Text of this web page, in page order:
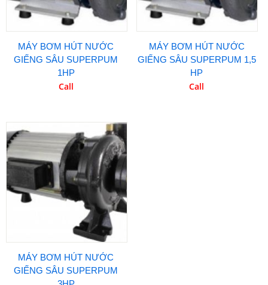
MÁY BƠM HÚT NƯỚC
GIẾNG SÂU SUPERPUM
1HP
Call
MÁY BƠM HÚT NƯỚC
GIẾNG SÂU SUPERPUM 1,5
HP
Call
MÁY BƠM HÚT NƯỚC
GIẾNG SÂU SUPERPUM